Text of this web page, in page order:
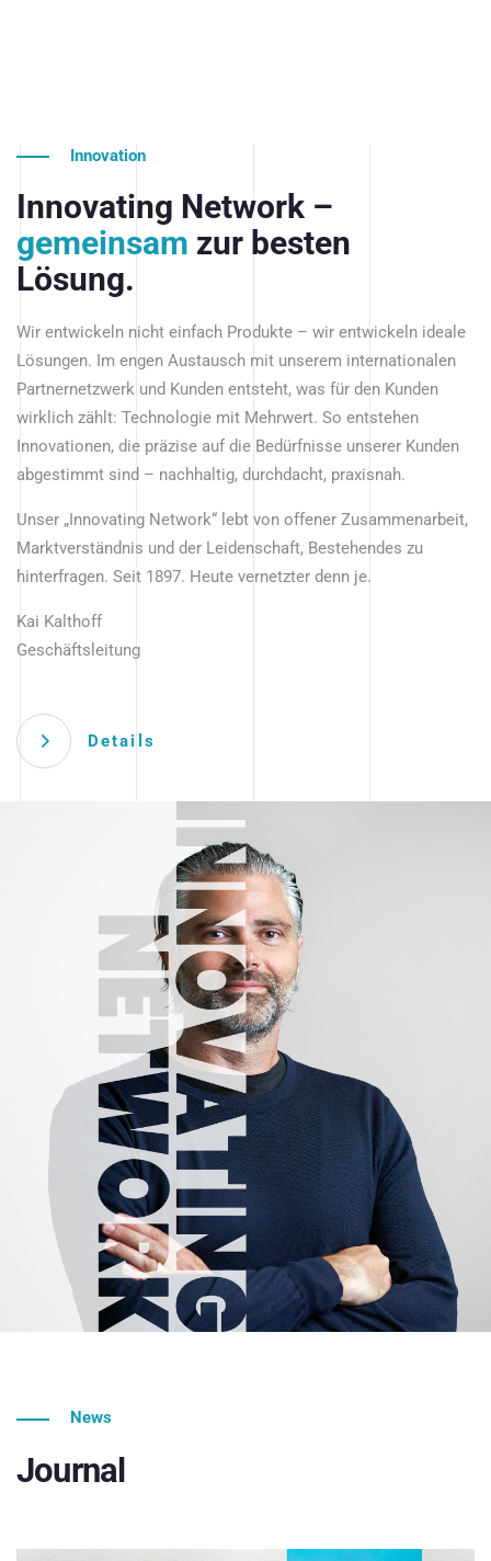
Innovation
Innovating Network –
gemeinsam zur besten
Lösung.
Wir entwickeln nicht einfach Produkte – wir entwickeln ideale
Lösungen. Im engen Austausch mit unserem internationalen
Partnernetzwerk und Kunden entsteht, was für den Kunden
wirklich zählt: Technologie mit Mehrwert. So entstehen
Innovationen, die präzise auf die Bedürfnisse unserer Kunden
abgestimmt sind – nachhaltig, durchdacht, praxisnah.
Unser „Innovating Network“ lebt von offener Zusammenarbeit,
Marktverständnis und der Leidenschaft, Bestehendes zu
hinterfragen. Seit 1897. Heute vernetzter denn je.
Kai Kalthoff
Geschäftsleitung
Details
News
Journal